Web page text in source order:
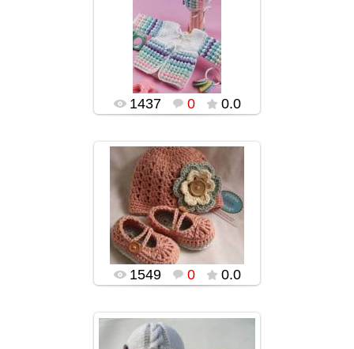
03.02.2016
popularsge
1437 0 0.0
03.02.2016
popularsge
1549 0 0.0